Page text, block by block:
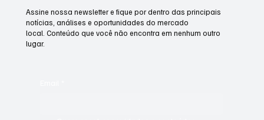
Assine nossa newsletter e fique por dentro das principais
notícias, análises e oportunidades do mercado
local. Conteúdo que você não encontra em nenhum outro
lugar.